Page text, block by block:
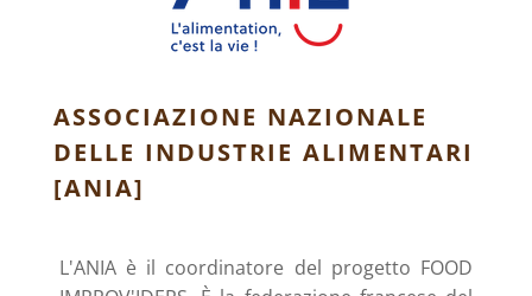
ASSOCIAZIONE NAZIONALE
DELLE INDUSTRIE ALIMENTARI
[ANIA]
L'ANIA è il coordinatore del progetto FOOD